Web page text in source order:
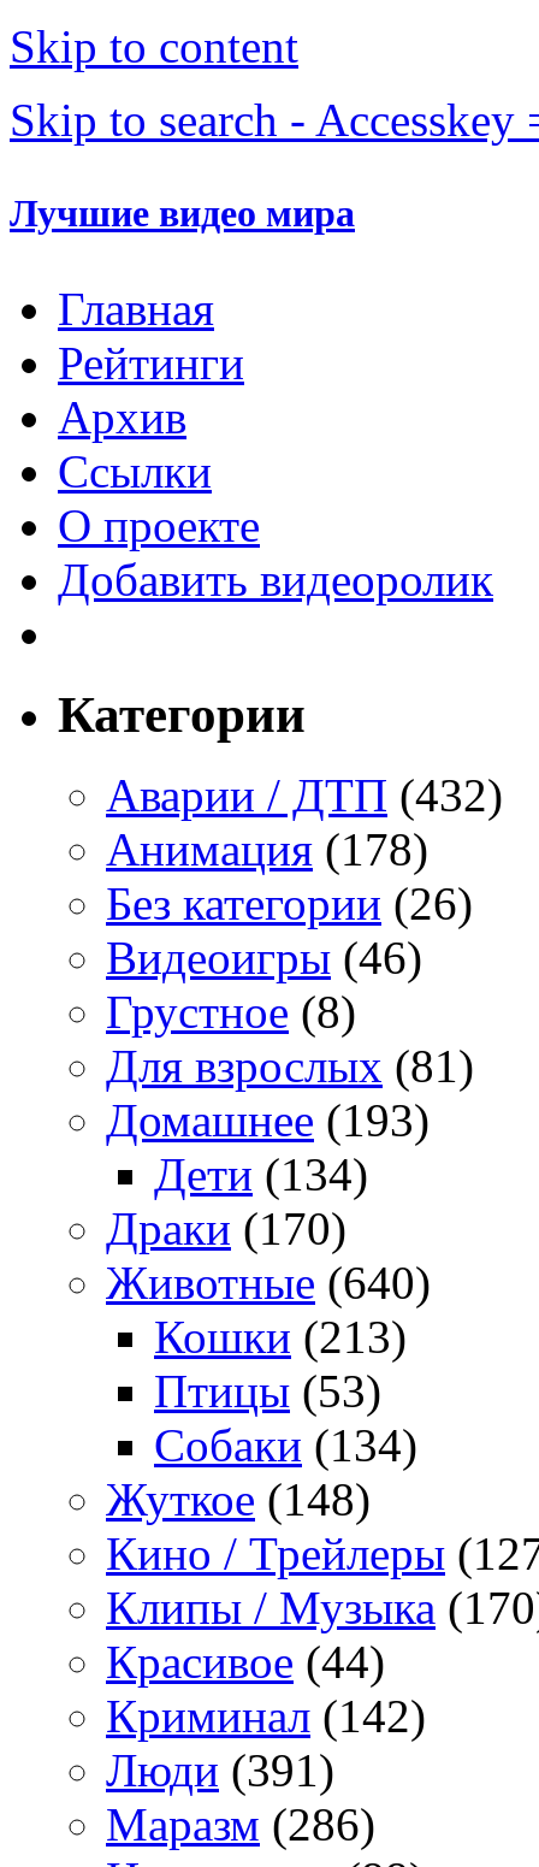
Skip to content
Skip to search - Accesskey
Лучшие видео мира
Главная
Рейтинги
Архив
Ссылки
О проекте
Добавить видеоролик
Категории
Аварии / ДТП (432)
Анимация (178)
Без категории (26)
Видеоигры (46)
Грустное (8)
Для взрослых (81)
Домашнее (193)
Дети (134)
Драки (170)
Животные (640)
Кошки (213)
Птицы (53)
Собаки (134)
Жуткое (148)
Кино / Трейлеры
Клипы / Музыка
Красивое (44)
Криминал (142)
Люди (391)
Маразм (286)